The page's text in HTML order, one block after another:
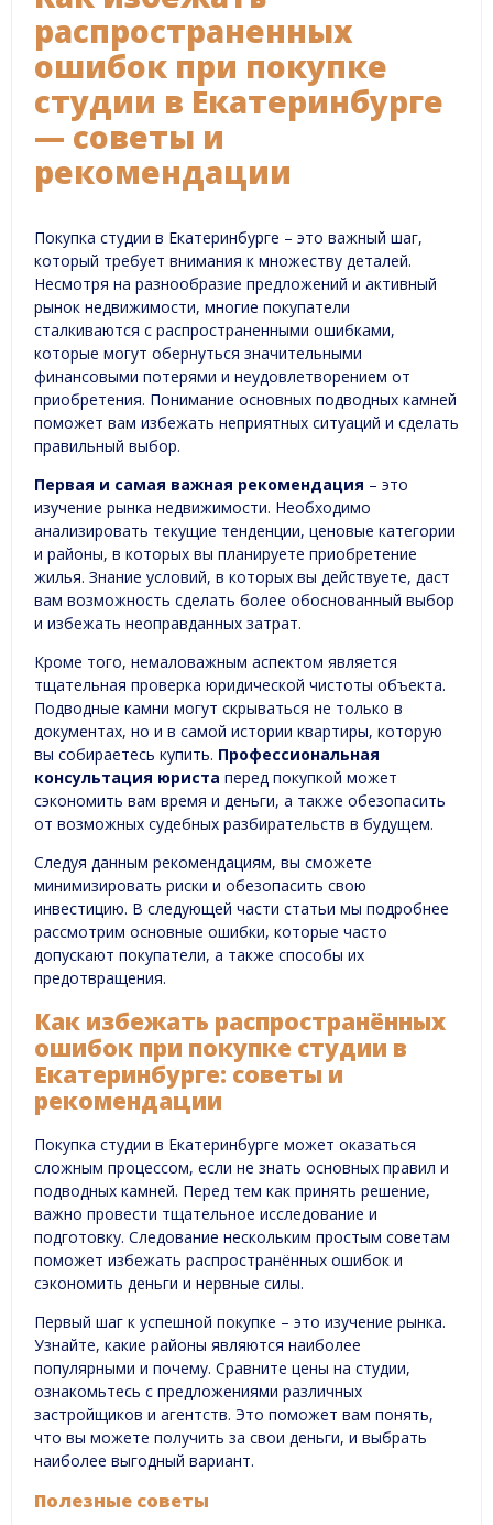
распространенных
ошибок при покупке
студии в Екатеринбурге
— советы и
рекомендации
Покупка студии в Екатеринбурге – это важный шаг,
который требует внимания к множеству деталей.
Несмотря на разнообразие предложений и активный
рынок недвижимости, многие покупатели
сталкиваются с распространенными ошибками,
которые могут обернуться значительными
финансовыми потерями и неудовлетворением от
приобретения. Понимание основных подводных камней
поможет вам избежать неприятных ситуаций и сделать
правильный выбор.
Первая и самая важная рекомендация – это
изучение рынка недвижимости. Необходимо
анализировать текущие тенденции, ценовые категории
и районы, в которых вы планируете приобретение
жилья. Знание условий, в которых вы действуете, даст
вам возможность сделать более обоснованный выбор
и избежать неоправданных затрат.
Кроме того, немаловажным аспектом является
тщательная проверка юридической чистоты объекта.
Подводные камни могут скрываться не только в
документах, но и в самой истории квартиры, которую
вы собираетесь купить. Профессиональная
консультация юриста перед покупкой может
сэкономить вам время и деньги, а также обезопасить
от возможных судебных разбирательств в будущем.
Следуя данным рекомендациям, вы сможете
минимизировать риски и обезопасить свою
инвестицию. В следующей части статьи мы подробнее
рассмотрим основные ошибки, которые часто
допускают покупатели, а также способы их
предотвращения.
Как избежать распространённых
ошибок при покупке студии в
Екатеринбурге: советы и
рекомендации
Покупка студии в Екатеринбурге может оказаться
сложным процессом, если не знать основных правил и
подводных камней. Перед тем как принять решение,
важно провести тщательное исследование и
подготовку. Следование нескольким простым советам
поможет избежать распространённых ошибок и
сэкономить деньги и нервные силы.
Первый шаг к успешной покупке – это изучение рынка.
Узнайте, какие районы являются наиболее
популярными и почему. Сравните цены на студии,
ознакомьтесь с предложениями различных
застройщиков и агентств. Это поможет вам понять,
что вы можете получить за свои деньги, и выбрать
наиболее выгодный вариант.
Полезные советы